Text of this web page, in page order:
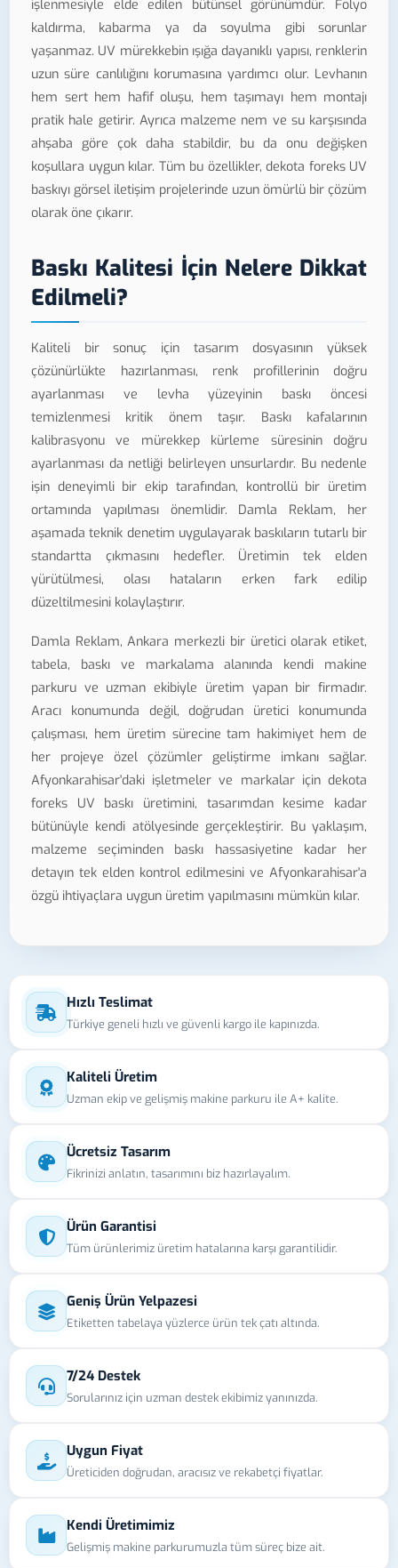
işlenmesiyle elde edilen bütünsel görünümdür. Folyo
kaldırma, kabarma ya da soyulma gibi sorunlar
yaşanmaz. UV mürekkebin ışığa dayanıklı yapısı, renklerin
uzun süre canlılığını korumasına yardımcı olur. Levhanın
hem sert hem hafif oluşu, hem taşımayı hem montajı
pratik hale getirir. Ayrıca malzeme nem ve su karşısında
ahşaba göre çok daha stabildir, bu da onu değişken
koşullara uygun kılar. Tüm bu özellikler, dekota foreks UV
baskıyı görsel iletişim projelerinde uzun ömürlü bir çözüm
olarak öne çıkarır.
Baskı Kalitesi İçin Nelere Dikkat
Edilmeli?
Kaliteli bir sonuç için tasarım dosyasının yüksek
çözünürlükte hazırlanması, renk profillerinin doğru
ayarlanması ve levha yüzeyinin baskı öncesi
temizlenmesi kritik önem taşır. Baskı kafalarının
kalibrasyonu ve mürekkep kürleme süresinin doğru
ayarlanması da netliği belirleyen unsurlardır. Bu nedenle
işin deneyimli bir ekip tarafından, kontrollü bir üretim
ortamında yapılması önemlidir. Damla Reklam, her
aşamada teknik denetim uygulayarak baskıların tutarlı bir
standartta çıkmasını hedefler. Üretimin tek elden
yürütülmesi, olası hataların erken fark edilip
düzeltilmesini kolaylaştırır.
Damla Reklam, Ankara merkezli bir üretici olarak etiket,
tabela, baskı ve markalama alanında kendi makine
parkuru ve uzman ekibiyle üretim yapan bir firmadır.
Aracı konumunda değil, doğrudan üretici konumunda
çalışması, hem üretim sürecine tam hakimiyet hem de
her projeye özel çözümler geliştirme imkanı sağlar.
Afyonkarahisar'daki işletmeler ve markalar için dekota
foreks UV baskı üretimini, tasarımdan kesime kadar
bütünüyle kendi atölyesinde gerçekleştirir. Bu yaklaşım,
malzeme seçiminden baskı hassasiyetine kadar her
detayın tek elden kontrol edilmesini ve Afyonkarahisar'a
özgü ihtiyaçlara uygun üretim yapılmasını mümkün kılar.
Hızlı Teslimat
Türkiye geneli hızlı ve güvenli kargo ile kapınızda.
Kaliteli Üretim
Uzman ekip ve gelişmiş makine parkuru ile A+ kalite.
Ücretsiz Tasarım
Fikrinizi anlatın, tasarımını biz hazırlayalım.
Ürün Garantisi
Tüm ürünlerimiz üretim hatalarına karşı garantilidir.
Geniş Ürün Yelpazesi
Etiketten tabelaya yüzlerce ürün tek çatı altında.
7/24 Destek
Sorularınız için uzman destek ekibimiz yanınızda.
Uygun Fiyat
Üreticiden doğrudan, aracısız ve rekabetçi fiyatlar.
Kendi Üretimimiz
Gelişmiş makine parkurumuzla tüm süreç bize ait.